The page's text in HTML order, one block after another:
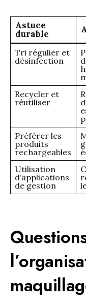
Astuce
durable
Tri régulier et
désinfection
Recycler et
réutiliser
Préférer les
produits
rechargeables
Utilisation
d’applications
de gestion